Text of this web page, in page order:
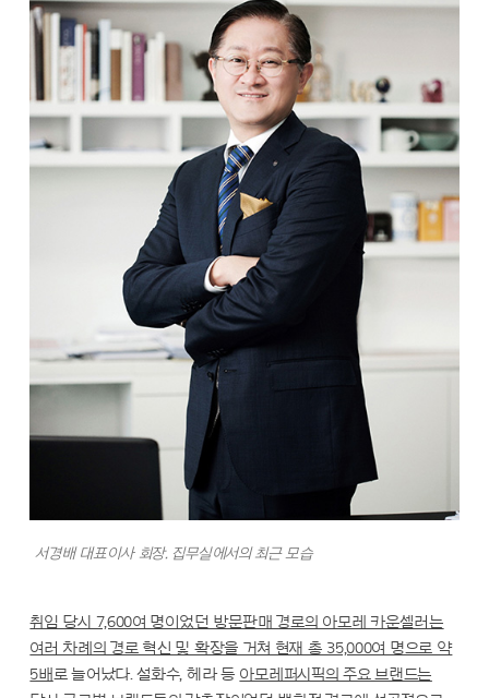
서경배 대표이사 회장. 집무실에서의 최근 모습
취임 당시 7,600여 명이었던 방문판매 경로의 아모레 카운셀러는
여러 차례의 경로 혁신 및 확장을 거쳐 현재 총 35,000여 명으로 약
5배로 늘어났다. 설화수, 헤라 등 아모레퍼시픽의 주요 브랜드는